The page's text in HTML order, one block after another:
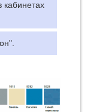
кабинетах